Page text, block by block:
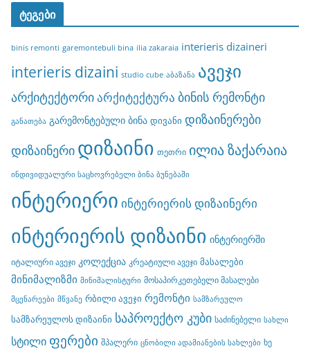
ტეგები
binis remonti garemontebuli bina ilia zakaraia interieris dizaineri
interieris dizaini studio cube აბაზანა ავეჯი
არქიტექტორიარქიტექტურა ბინის რემონტი
განათება გარემონტებული ბინა დივანი დიზაინერები
დიზაინერი დიზაინი თეთრი ილია ზაქარაია
ინდივიდუალური საცხოვრებელი ბინა ბუნებაში
ინტერიერი ინტერიერის დიზაინერი
ინტერიერის დიზაინი ინტერიერში
იტალიური ავეჯი კოლექცია კრეატიული ავეჯი მასალები
მინიმალიზმი მინიმალისტური მოსაპირკეთებელი მასალები
მცენარეები მწვანე რბილი ავეჯი რემონტი სამზარეულო
სამზარეულოს დიზაინი საპროექტო კუბი საძინებელი სახლი
სტილი ფერები შპალერი ცნობილი ადამიანების სახლები ხე